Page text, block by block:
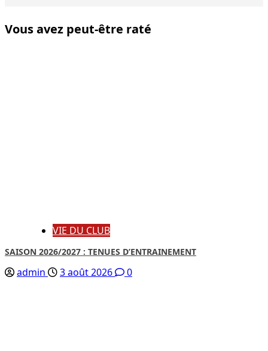
Vous avez peut-être raté
VIE DU CLUB
SAISON 2026/2027 : TENUES D’ENTRAINEMENT
admin 3 août 2026 0